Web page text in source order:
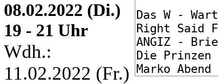
08.02.2022 (Di.)
19 - 21 Uhr
Wdh.:
11.02.2022 (Fr.)